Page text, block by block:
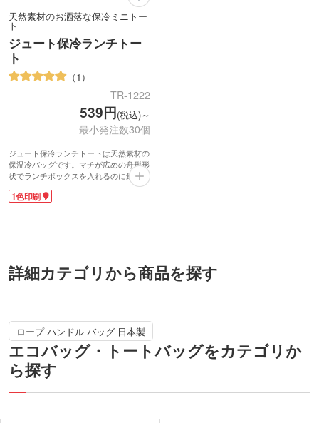
天然素材のお洒落な保冷ミニトー
ト
ジュート保冷ランチトー
ト
1
TR-1222
539円(税込)～
最小発注数30個
ジュート保冷ランチトートは天然素材の
保温冷バッグです。マチが広めの舟形形
状でランチボックスを入れるのに最適な
サイズ。500mlのペットボトルが横にピ
ッタリと入ります。ファスナーが付いて
はもちろんレジャーやアウトドアまで幅
本体色はナチュラルなベージュとホワイ
トの2色をご用意しました。カフェのオ
1色印刷
詳細カテゴリから商品を探す
ロープ ハンドル バッグ 日本製
エコバッグ・トートバッグをカテゴリか
ら探す